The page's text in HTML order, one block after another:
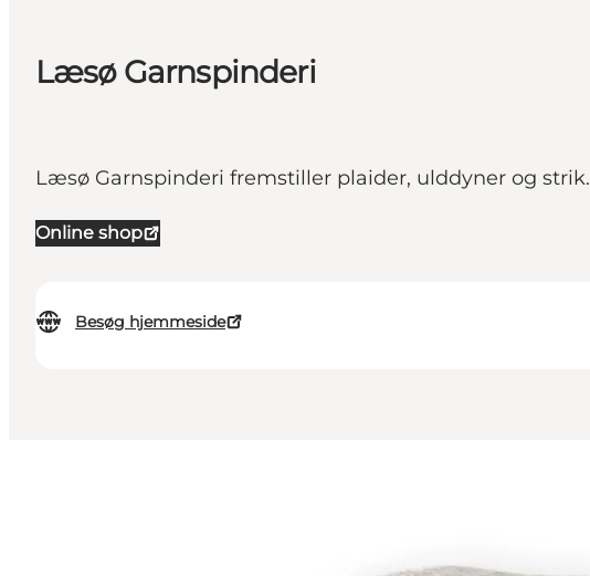
Læsø Garnspinderi
Læsø Garnspinderi fremstiller plaider, ulddyner og strik.
Online shop
Besøg hjemmeside